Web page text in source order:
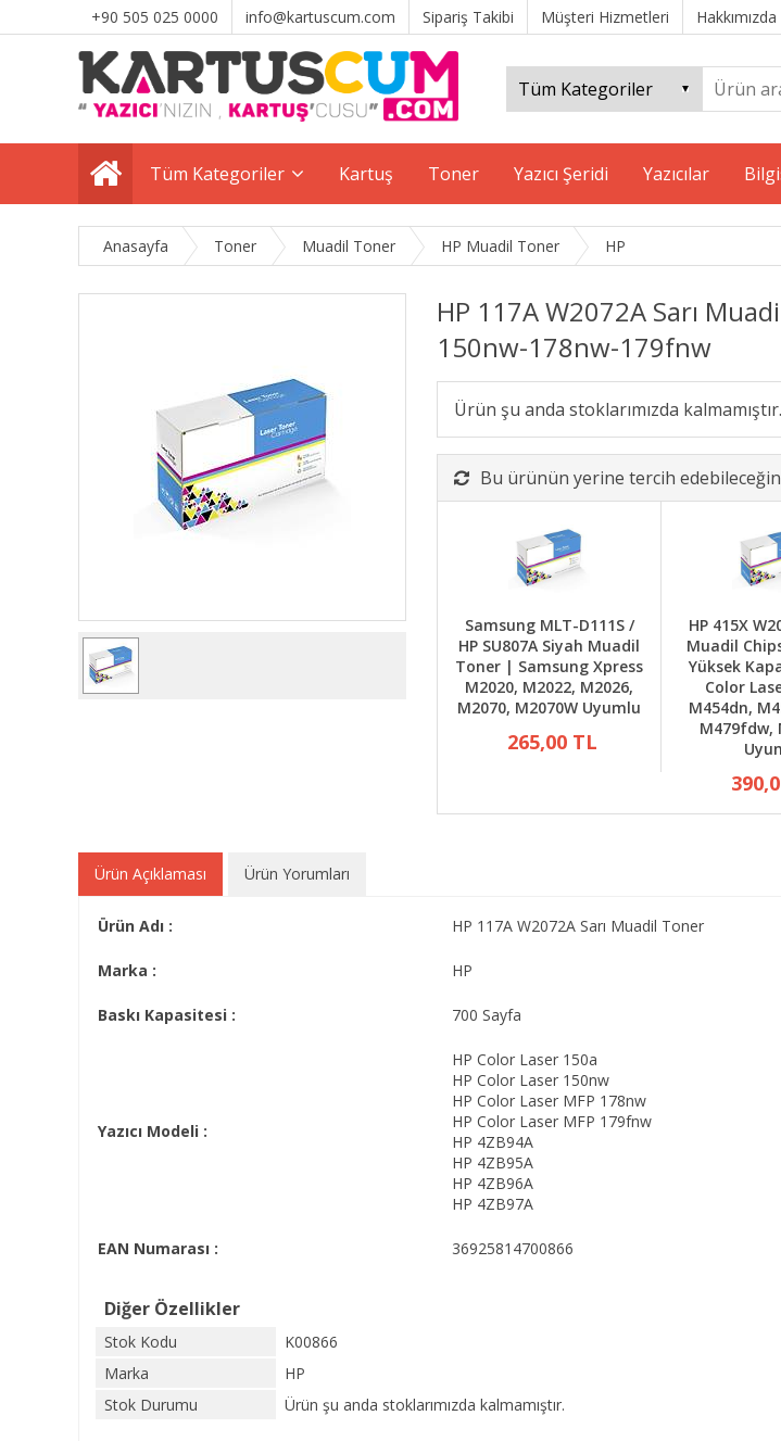
+90 505 025 0000 info@kartuscum.com Sipariş Takibi Müşteri Hizmetleri Hakkımızda
Tüm Kategoriler Kartuş Toner Yazıcı Şeridi Yazıcılar
Anasayfa Toner Muadil Toner HP Muadil Toner HP
HP 117A W2072A Sarı
150nw-178nw-179fnw
Ürün şu anda stoklarımızda kalmamıştır.
Bu ürünün yerine tercih
Samsung MLT-D111S /
HP SU807A Siyah Muadil
Toner | Samsung Xpress
M2020, M2022, M2026,
M2070, M2070W Uyumlu
265,00 TL
HP 415X
Muadil
Yüksek
Color
M454dn,
M479fdw,
Ürün Açıklaması Ürün Yorumları
Ürün Adı : HP 117A W2072A Sarı Muadil Toner
Marka : HP
Baskı Kapasitesi : 700 Sayfa
Yazıcı Modeli :
HP Color Laser 150a
HP Color Laser 150nw
HP Color Laser MFP 178nw
HP Color Laser MFP 179fnw
HP 4ZB94A
HP 4ZB95A
HP 4ZB96A
HP 4ZB97A
EAN Numarası : 36925814700866
Diğer Özellikler
Stok Kodu
K00866
Marka
HP
Stok Durumu
Ürün şu anda stoklarımızda kalmamıştır.